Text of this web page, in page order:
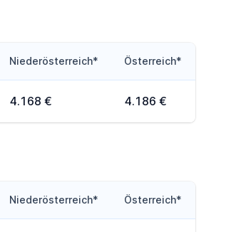
Niederösterreich* Österreich*
4.168 € 4.186 €
Niederösterreich* Österreich*